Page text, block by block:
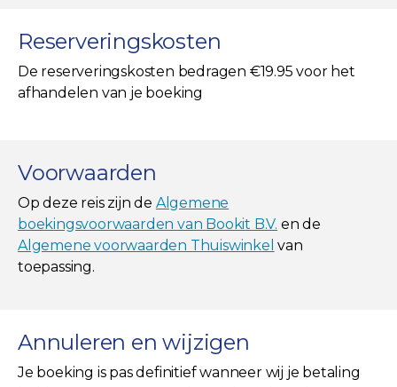
Reserveringskosten
De reserveringskosten bedragen €19.95 voor het
afhandelen van je boeking
Voorwaarden
Op deze reis zijn de Algemene
boekingsvoorwaarden van Bookit B.V. en de
Algemene voorwaarden Thuiswinkel van
toepassing.
Annuleren en wijzigen
Je boeking is pas definitief wanneer wij je betaling